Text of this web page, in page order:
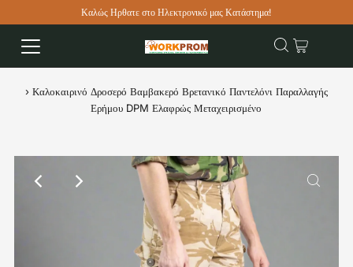
Καλώς Ηρθατε στο Ηλεκτρονικό μας Κατάστημα!
› Καλοκαιρινό Δροσερό Βαμβακερό Βρετανικό Παντελόνι Παραλλαγής
Ερήμου DPM Ελαφρώς Μεταχειρισμένο